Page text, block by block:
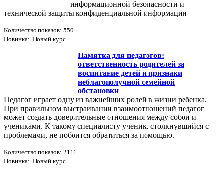
информационной безопасности и
технической защиты конфиденциальной информации
Количество показов: 550
Новинка: Новый курс
Памятка для педагогов:
ответственность родителей за
воспитание детей и признаки
неблагополучной семейной
обстановки
Педагог играет одну из важнейших ролей в жизни ребенка.
При правильном выстраивании взаимоотношений педагог
может создать доверительные отношения между собой и
учениками. К такому специалисту ученик, столкнувшийся с
проблемами, не побоится обратиться за помощью.
Количество показов: 2111
Новинка: Новый курс